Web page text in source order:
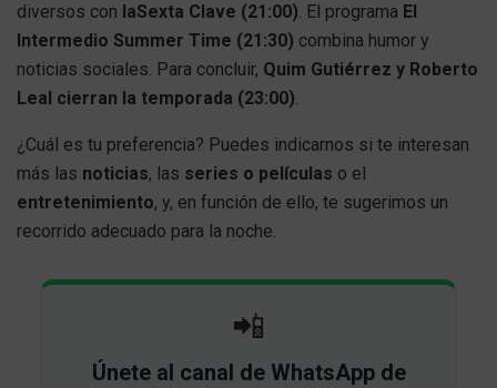
diversos con laSexta Clave (21:00). El programa El
Intermedio Summer Time (21:30) combina humor y
noticias sociales. Para concluir, Quim Gutiérrez y Roberto
Leal cierran la temporada (23:00).
¿Cuál es tu preferencia? Puedes indicarnos si te interesan
más las noticias, las series o películas o el
entretenimiento, y, en función de ello, te sugerimos un
recorrido adecuado para la noche.
📲
Únete al canal de WhatsApp de